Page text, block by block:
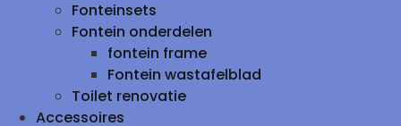
Fonteinsets
Fontein onderdelen
fontein frame
Fontein wastafelblad
Toilet renovatie
Accessoires